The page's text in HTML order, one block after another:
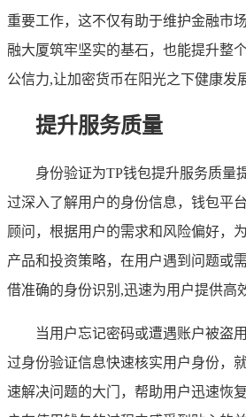
重要工作，这不仅有助于维护金融市
融大厦筑牢坚实的基石，也能提升整
公信力,让加密货币在阳光之下健康发
提升服务质量
身份验证为TP钱包提升服务质量
过深入了解用户的身份信息，钱包平
顾问，根据用户的需求和风险偏好，
产品和投资策略，在用户遇到问题或
借准确的身份识别,迅速为用户提供高
当用户忘记密码或遭遇账户被盗
过身份验证信息快速核实用户身份，
速解决问题的大门，帮助用户迅速恢